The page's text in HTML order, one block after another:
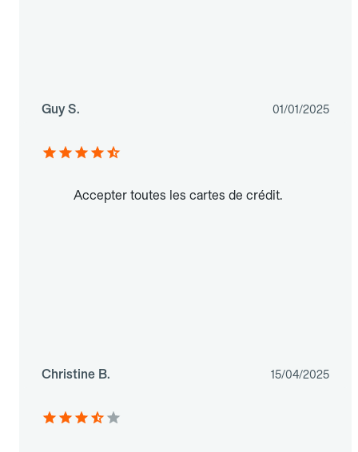
Guy S. 01/01/2025
Accepter toutes les cartes de crédit.
Christine B. 15/04/2025